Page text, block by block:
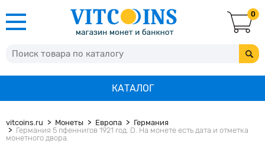
0
КАТАЛОГ
vitcoins.ru Монеты Европа
Германия
Германия 5 пфеннигов 1921 год. D. На монете есть дата и отметка
монетного двора.